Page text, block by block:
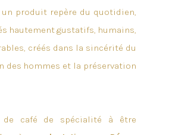
produit repère du quotidien,
hautement gustatifs, humains,
créés dans la sincérité du
des hommes et la préservation
de café de spécialité à être